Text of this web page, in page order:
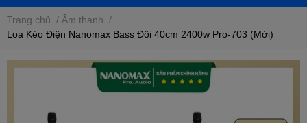
Trang chủ / Âm thanh /
Loa Kéo Điện Nanomax Bass Đôi 40cm 2400w Pro-703 (Mới)